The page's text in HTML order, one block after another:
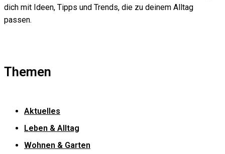
dich mit Ideen, Tipps und Trends, die zu deinem Alltag
passen.
Themen
Aktuelles
Leben & Alltag
Wohnen & Garten